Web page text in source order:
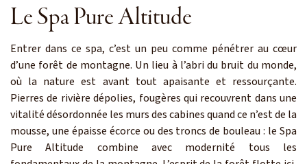
Le Spa Pure Altitude
Entrer dans ce spa, c’est un peu comme pénétrer au cœur
d’une forêt de montagne. Un lieu à l’abri du bruit du monde,
où la nature est avant tout apaisante et ressourçante.
Pierres de rivière dépolies, fougères qui recouvrent dans une
vitalité désordonnée les murs des cabines quand ce n’est de la
mousse, une épaisse écorce ou des troncs de bouleau : le Spa
Pure Altitude combine avec modernité tous les